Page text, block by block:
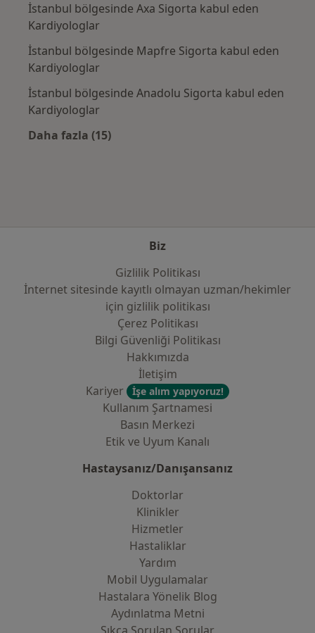
İstanbul bölgesinde Axa Sigorta kabul eden
Kardiyologlar
İstanbul bölgesinde Mapfre Sigorta kabul eden
Kardiyologlar
İstanbul bölgesinde Anadolu Sigorta kabul eden
Kardiyologlar
Daha fazla (15)
Biz
Gizlilik Politikası
İnternet sitesinde kayıtlı olmayan uzman/hekimler
i̇çin gizlilik politikası
Çerez Politikası
Bilgi Güvenliği Politikası
Hakkımızda
İletişim
Kariyer
İşe alım yapıyoruz!
Kullanım Şartnamesi
Basın Merkezi
Etik ve Uyum Kanalı
Hastaysanız/Danışansanız
Doktorlar
Klinikler
Hizmetler
Hastaliklar
Yardım
Mobil Uygulamalar
Hastalara Yönelik Blog
Aydınlatma Metni